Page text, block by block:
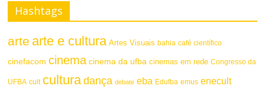
Hashtags
arte arte e cultura Artes Visuais bahia café científico
cinefacom cinema cinema da ufba cinemas em rede Congresso da
UFBA cult cultura dança debate eba Edufba emus enecult